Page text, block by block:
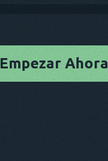
Empezar Ahora